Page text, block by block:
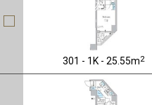
301 - 1K - 25.55m2